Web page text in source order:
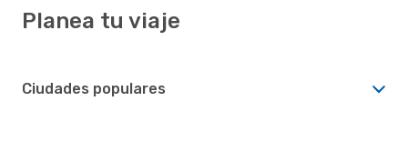
Planea tu viaje
Ciudades populares